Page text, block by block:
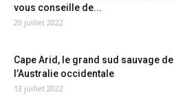
vous conseille de...
20 juillet 2022
Cape Arid, le grand sud sauvage de
l’Australie occidentale
13 juillet 2022